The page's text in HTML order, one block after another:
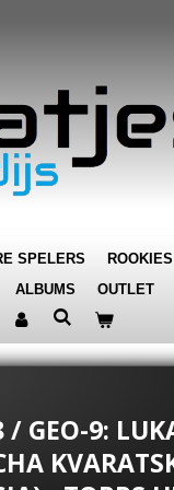
SPELERS ROOKIES
ALBUMS OUTLET
/ GEO-9: